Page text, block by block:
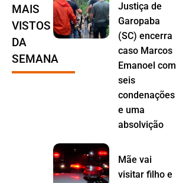
MAIS
VISTOS
DA
SEMANA
Justiça de
Garopaba
(SC) encerra
caso Marcos
Emanoel com
seis
condenações
e uma
absolvição
Mãe vai
visitar filho e